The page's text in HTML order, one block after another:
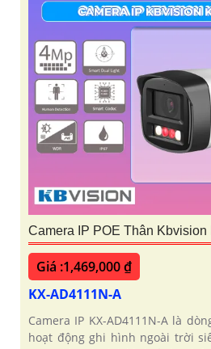
Camera IP POE Thân Kbvision
Giá :1,469,000 ₫
KX-AD4111N-A
Camera IP KX-AD4111N-A là
hoạt động ghi hình ngoài trời